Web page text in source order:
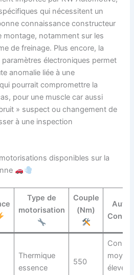
qui nécessitent un
connaissance constructeur
montage, notamment sur les
de freinage. Plus encore, la
électroniques permet
anomalie liée à une
pourrait compromettre la
pour une muscle car aussi
» suspect ou changement de
à une inspection
disponibles sur la
Type de
motorisation
Couple
(Nm)
Thermique
essence
550
élevée